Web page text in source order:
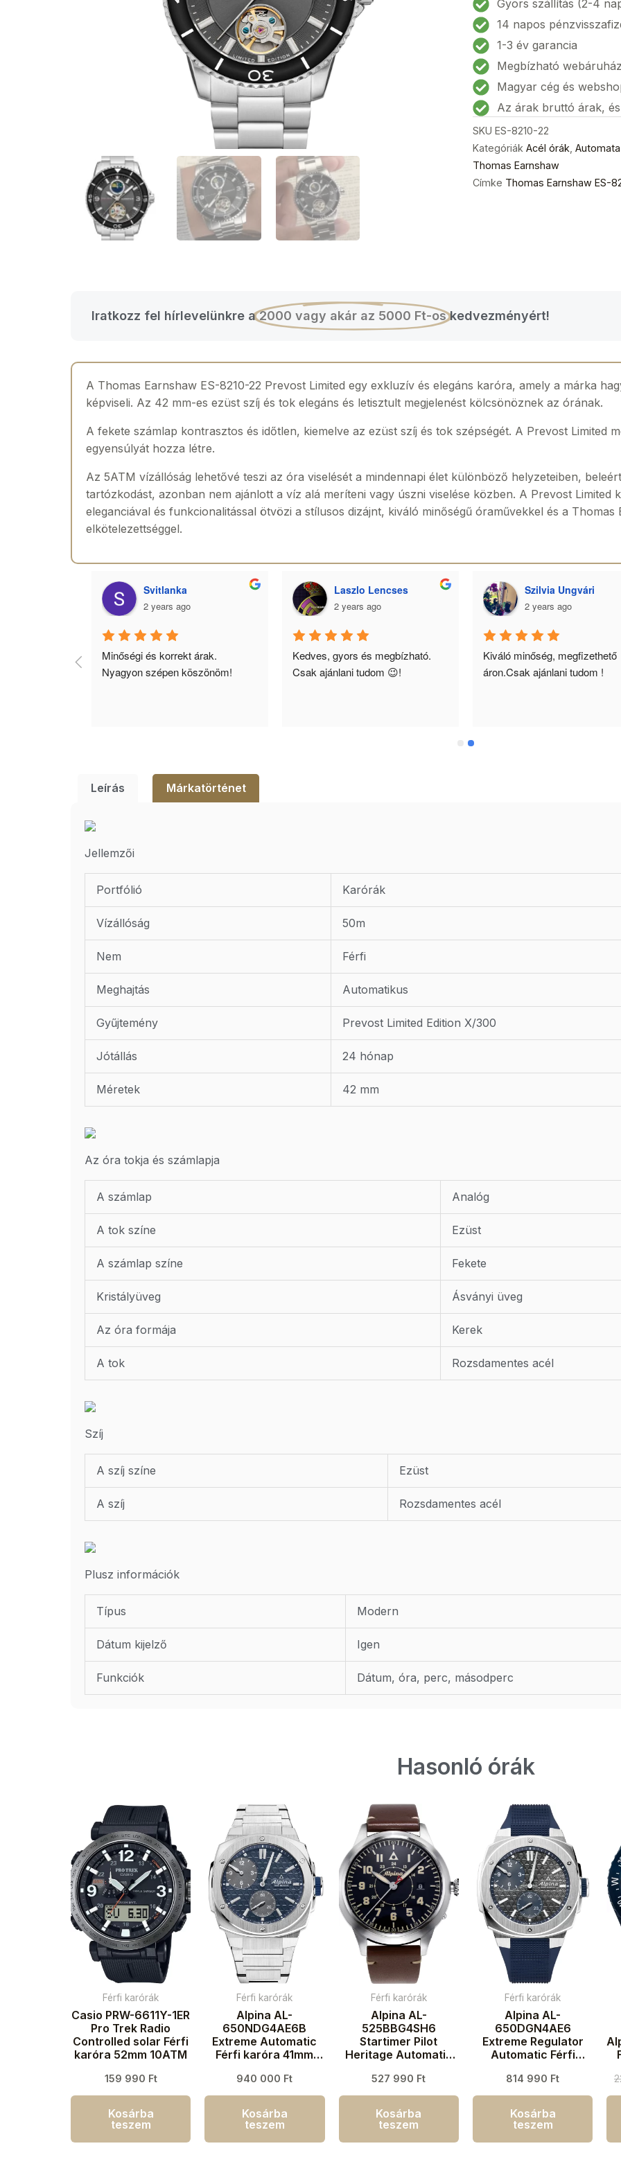
22
Prevost
Limited
Férfi
karóra
42mm
mennyiség
Gyors szállítás (2-4
14 napos
1-3 év garancia
Megbízható webáruház
Magyar cég és
Az árak bruttó árak,
SKU ES-8210-22
Kategóriák Acél órák
Thomas Earnshaw
Címke Thomas Earnshaw ES-
Iratkozz fel hírlevelünkre a2000 vagy akár az 5000 Ft-os kedvezményért!
A Thomas Earnshaw ES-8210-22 Prevost Limited egy exkluzív és elegáns karóra, amely a márka
képviseli. Az 42 mm-es ezüst szíj és tok elegáns és letisztult megjelenést kölcsönöznek az órának.
A fekete számlap kontrasztos és időtlen, kiemelve az ezüst szíj és tok szépségét. A Prevost Limited
egyensúlyát hozza létre.
Az 5ATM vízállóság lehetővé teszi az óra viselését a mindennapi élet különböző helyzeteiben,
tartózkodást, azonban nem ajánlott a víz alá meríteni vagy úszni viselése közben. A Prevost Limited
eleganciával és funkcionalitással ötvözi a stílusos dizájnt, kiváló minőségű óraművekkel és a Thomas
elkötelezettséggel.
Svitlanka
2 years ago
Minőségi és korrekt árak.
Nyagyon szépen köszönöm!
Laszlo Lencses
2 years ago
Kedves, gyors és megbízható.
Csak ajánlani tudom 😉!
Szilvia Ungvári
2 years ago
Kiváló minőség, megfizethető
áron.Csak ajánlani tudom !
Leírás Márkatörténet
Jellemzői
Portfólió Karórák
Vízállóság 50m
Nem Férfi
Meghajtás Automatikus
Gyűjtemény Prevost Limited Edition X/300
Jótállás 24 hónap
Méretek 42 mm
Az óra tokja és számlapja
A számlap Analóg
A tok színe Ezüst
A számlap színe Fekete
Kristályüveg Ásványi üveg
Az óra formája Kerek
A tok Rozsdamentes acél
Szíj
A szíj színe Ezüst
A szíj Rozsdamentes acél
Plusz információk
Típus Modern
Dátum kijelző Igen
Funkciók Dátum, óra, perc, másodperc
Hasonló órák
Férfi karórák
Casio PRW-6611Y-1ER
Pro Trek Radio
Controlled solar Férfi
karóra 52mm 10ATM
159 990 Ft
Kosárba
teszem
Férfi karórák
Alpina AL-
650NDG4AE6B
Extreme Automatic
Férfi karóra 41mm
940 000 Ft
Kosárba
teszem
Férfi karórák
Alpina AL-
525BBG4SH6
Startimer Pilot
Heritage Automatic
3ATM
527 990 Ft
Kosárba
teszem
Férfi karórák
Alpina AL-
650DGN4AE6
Extreme Regulator
Automatic Férfi
814 990 Ft
Kosárba
teszem